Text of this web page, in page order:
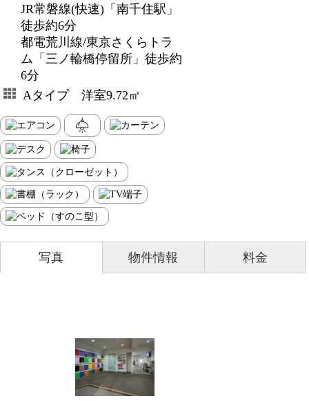
JR常磐線(快速)「南千住駅」
徒歩約6分
都電荒川線/東京さくらトラ
ム「三ノ輪橋停留所」徒歩約
6分
Aタイプ 洋室9.72㎡
写真 物件情報 料金